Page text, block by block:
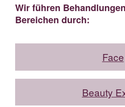
Wir führen
Bereichen durch:
Face
Beauty